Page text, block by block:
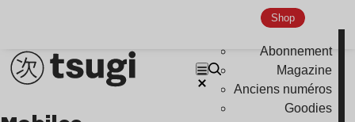
Shop
Abonnement
Magazine
Anciens numéros
Goodies